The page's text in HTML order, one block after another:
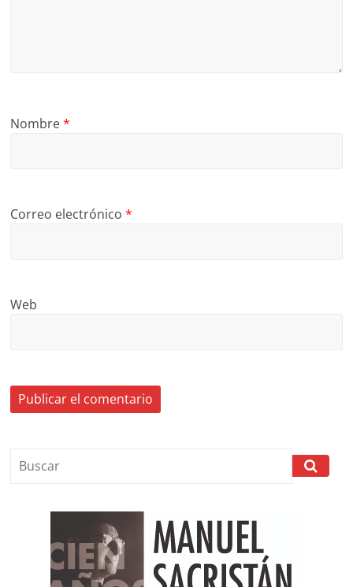
Nombre*
Correo electrónico*
Web